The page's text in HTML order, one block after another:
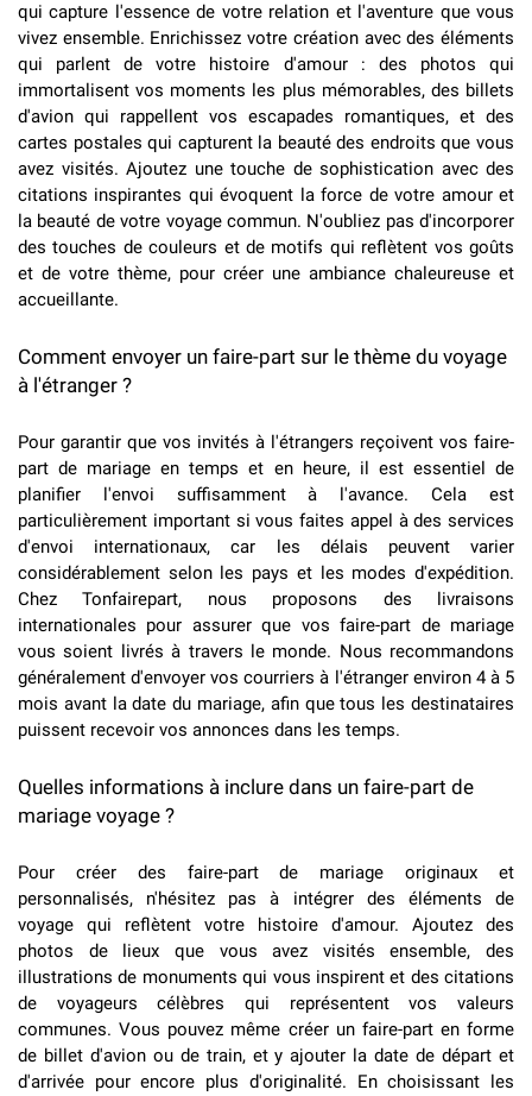
qui capture l'essence de votre relation et l'aventure que vous
vivez ensemble. Enrichissez votre création avec des éléments
qui parlent de votre histoire d'amour : des photos qui
immortalisent vos moments les plus mémorables, des billets
d'avion qui rappellent vos escapades romantiques, et des
cartes postales qui capturent la beauté des endroits que vous
avez visités. Ajoutez une touche de sophistication avec des
citations inspirantes qui évoquent la force de votre amour et
la beauté de votre voyage commun. N'oubliez pas d'incorporer
des touches de couleurs et de motifs qui reflètent vos goûts
et de votre thème, pour créer une ambiance chaleureuse et
accueillante.
Comment envoyer un faire-part sur le thème du voyage
à l'étranger ?
Pour garantir que vos invités à l'étrangers reçoivent vos faire-
part de mariage en temps et en heure, il est essentiel de
planifier l'envoi suffisamment à l'avance. Cela est
particulièrement important si vous faites appel à des services
d'envoi internationaux, car les délais peuvent varier
considérablement selon les pays et les modes d'expédition.
Chez Tonfairepart, nous proposons des livraisons
internationales pour assurer que vos faire-part de mariage
vous soient livrés à travers le monde. Nous recommandons
généralement d'envoyer vos courriers à l'étranger environ 4 à 5
mois avant la date du mariage, afin que tous les destinataires
puissent recevoir vos annonces dans les temps.
Quelles informations à inclure dans un faire-part de
mariage voyage ?
Pour créer des faire-part de mariage originaux et
personnalisés, n'hésitez pas à intégrer des éléments de
voyage qui reflètent votre histoire d'amour. Ajoutez des
photos de lieux que vous avez visités ensemble, des
illustrations de monuments qui vous inspirent et des citations
de voyageurs célèbres qui représentent vos valeurs
communes. Vous pouvez même créer un faire-part en forme
de billet d'avion ou de train, et y ajouter la date de départ et
d'arrivée pour encore plus d'originalité. En choisissant les